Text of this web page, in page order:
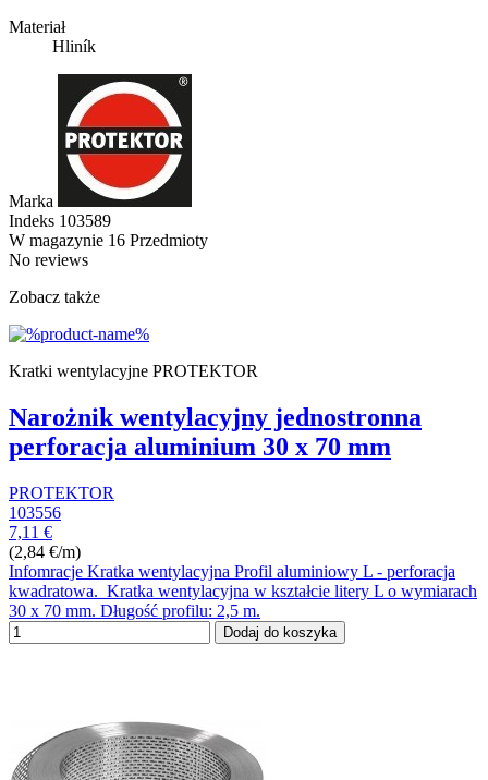
Materiał
Hliník
Marka
Indeks 103589
W magazynie 16 Przedmioty
No reviews
Zobacz także
Kratki wentylacyjne PROTEKTOR
Narożnik wentylacyjny jednostronna
perforacja aluminium 30 x 70 mm
PROTEKTOR
103556
7,11 €
(2,84 €/m)
Infomracje Kratka wentylacyjna Profil aluminiowy L - perforacja
kwadratowa. Kratka wentylacyjna w kształcie litery L o wymiarach
30 x 70 mm. Długość profilu: 2,5 m.
Dodaj do koszyka